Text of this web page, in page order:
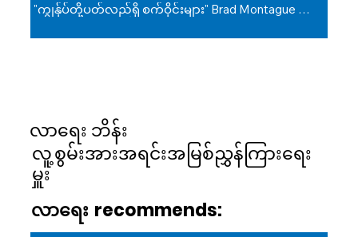
"ကျွန်ုပ်တို့ပတ်လည်ရှိ စက်ဝိုင်းများ" Brad Montague ရေးသားသည်
လာရေး ဘိန်း
လူ့စွမ်းအားအရင်းအမြစ်ညွှန်ကြားရေး
မှူး
လာရေး recommends: